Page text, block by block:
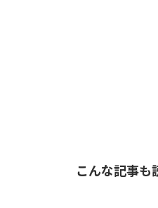
こんな記事も